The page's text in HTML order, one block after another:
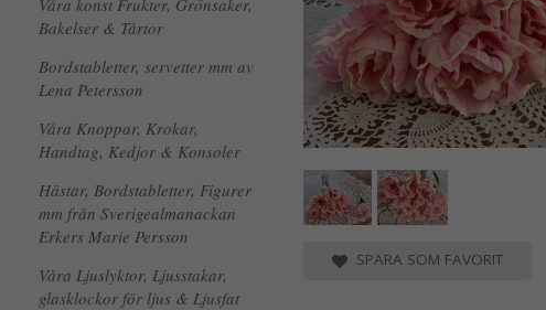
Våra konst Frukter, Grönsaker,
Bakelser & Tårtor
Bordstabletter, servetter mm av
Lena Petersson
Våra Knoppar, Krokar,
Handtag, Kedjor & Konsoler
Hästar, Bordstabletter, Figurer
mm från Sverigealmanackan
Erkers Marie Persson
Våra Ljuslyktor, Ljusstakar,
glasklockor för ljus & Ljusfat
SPARA SOM FAVORIT